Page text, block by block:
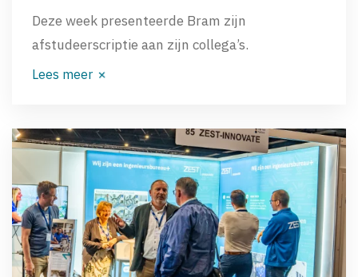
Deze week presenteerde Bram zijn
afstudeerscriptie aan zijn collega’s.
Lees meer